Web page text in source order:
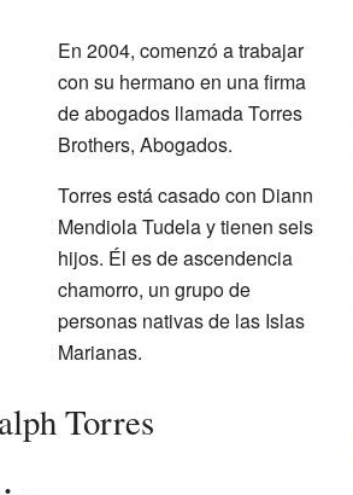
En 2004, comenzó a trabajar
con su hermano en una firma
de abogados llamada Torres
Brothers, Abogados.
Torres está casado con Diann
Mendiola Tudela y tienen seis
hijos. Él es de ascendencia
chamorro, un grupo de
personas nativas de las Islas
Marianas.
Torres